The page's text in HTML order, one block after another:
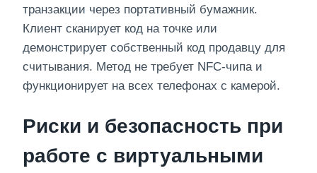
транзакции через портативный бумажник.
Клиент сканирует код на точке или
демонстрирует собственный код продавцу для
считывания. Метод не требует NFC-чипа и
функционирует на всех телефонах с камерой.
Риски и безопасность при
работе с виртуальными